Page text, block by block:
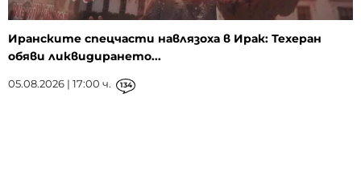
Иранските спецчасти навлязоха в Ирак: Техеран
обяви ликвидирането...
05.08.2026 | 17:00 ч. 134